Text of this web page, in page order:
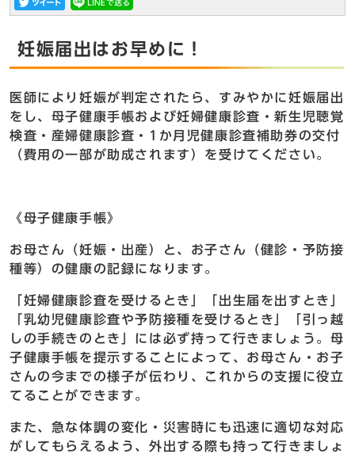
妊娠届出はお早めに！
医師により妊娠が判定されたら、すみやかに妊娠届出
をし、母子健康手帳および妊婦健康診査・新生児聴覚
検査・産婦健康診査・1か月児健康診査補助券の交付
（費用の一部が助成されます）を受けてください。
《母子健康手帳》
お母さん（妊娠・出産）と、お子さん（健診・予防接
種等）の健康の記録になります。
「妊婦健康診査を受けるとき」「出生届を出すとき」
「乳幼児健康診査や予防接種を受けるとき」「引っ越
しの手続きのとき」には必ず持って行きましょう。母
子健康手帳を提示することによって、お母さん・お子
さんの今までの様子が伝わり、これからの支援に役立
てることができます。
また、急な体調の変化・災害時にも迅速に適切な対応
がしてもらえるよう、外出する際も持って行きましょ